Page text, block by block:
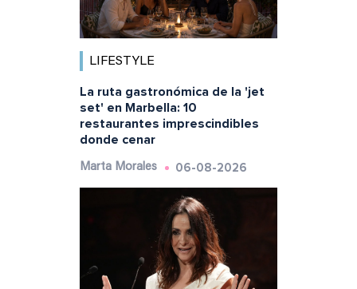
LIFESTYLE
La ruta gastronómica de la 'jet
set' en Marbella: 10
restaurantes imprescindibles
donde cenar
Marta Morales 06-08-2026